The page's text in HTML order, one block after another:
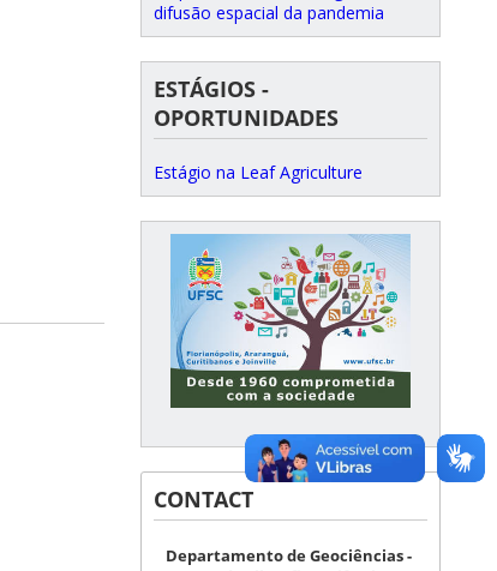
difusão espacial da pandemia
ESTÁGIOS -
OPORTUNIDADES
Estágio na Leaf Agriculture
CONTACT
Departamento de Geociências -